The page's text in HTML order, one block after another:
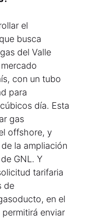
el
busca
del Valle
con un tubo
para
día. Esta
gas
offshore, y
la ampliación
GNL. Y
tarifaria
de
en el
enviar